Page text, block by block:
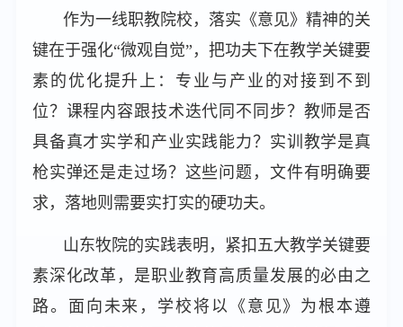
作为一线职教院校，落实《意见》精神的关
键在于强化“微观自觉”，把功夫下在教学关键要
素的优化提升上：专业与产业的对接到不到
位？课程内容跟技术迭代同不同步？教师是否
具备真才实学和产业实践能力？实训教学是真
枪实弹还是走过场？这些问题，文件有明确要
求，落地则需要实打实的硬功夫。
山东牧院的实践表明，紧扣五大教学关键要
素深化改革，是职业教育高质量发展的必由之
路。面向未来，学校将以《意见》为根本遵